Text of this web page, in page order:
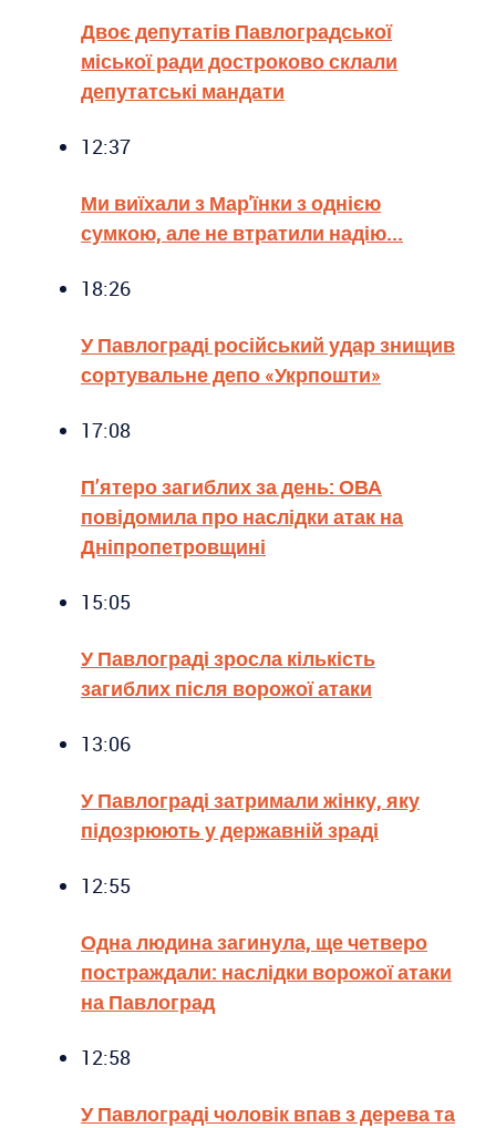
Двоє депутатів Павлоградської
міської ради достроково склали
депутатські мандати
12:37
Ми виїхали з Мар'їнки з однією
сумкою, але не втратили надію...
18:26
У Павлограді російський удар знищив
сортувальне депо «Укрпошти»
17:08
П’ятеро загиблих за день: ОВА
повідомила про наслідки атак на
Дніпропетровщині
15:05
У Павлограді зросла кількість
загиблих після ворожої атаки
13:06
У Павлограді затримали жінку, яку
підозрюють у державній зраді
12:55
Одна людина загинула, ще четверо
постраждали: наслідки ворожої атаки
на Павлоград
12:58
У Павлограді чоловік впав з дерева та